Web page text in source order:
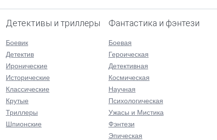
Детективы и триллеры
Боевик
Детектив
Иронические
Исторические
Классические
Крутые
Триллеры
Шпионские
Фантастика и фэнтези
Боевая
Героическая
Детективная
Космическая
Научная
Психологическая
Ужасы и Мистика
Фэнтези
Эпическая